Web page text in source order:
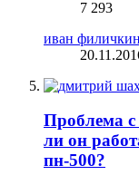
7 293
иван филичкин
Проблема с
ли он
пн-500?